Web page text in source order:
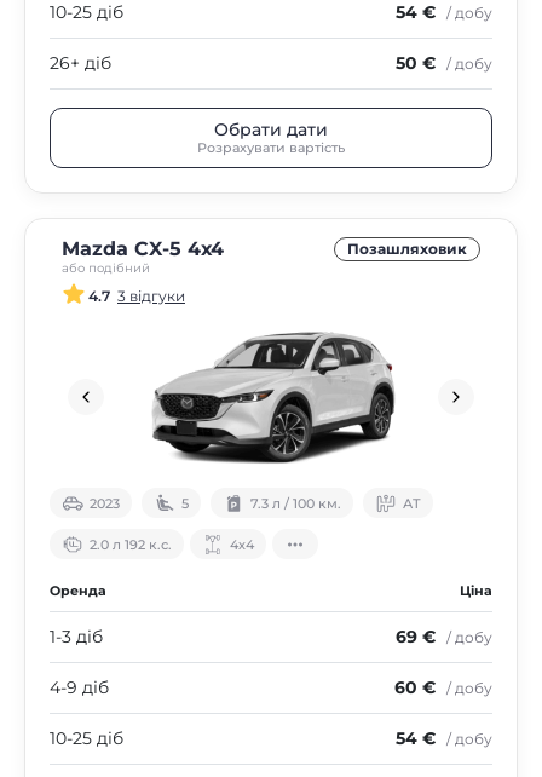
10-25 діб 54 € / добу
26+ діб 50 € / добу
Обрати дати
Розрахувати вартість
Mazda CX-5 4х4
або подібний
Позашляховик
4.7 3 відгуки
2023 5 7.3 л / 100 км. АТ
2.0 л 192 к.с. 4х4
Оренда Ціна
1-3 діб 69 € / добу
4-9 діб 60 € / добу
10-25 діб 54 € / добу